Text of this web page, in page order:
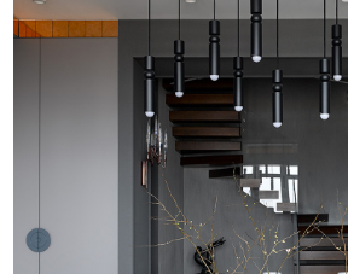
проживания лаконичный
интерьер, обладающий при этом
яркой индивидуальностью.
Яркие акценты и контрастные
решения позволили нам ее
реализовать: неординарная
фурнитура, разнообразные
фактуры мебели и тканей,
эффектные цветовые сочетания.
Приятно, что все это нашло